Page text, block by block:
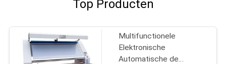
Top Producten
Multifunctionele
Elektronische
Automatische de